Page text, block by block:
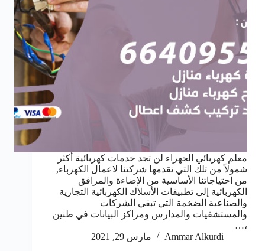
معلم كهربائي الجهراء لن تجد خدمات كهربائية أكثر
شمولاً من تلك التي تقدمها شركتنا لاعمال الكهرباء,
من احتياجاتنا الأساسية من الإضاءة والمرافق
الكهربائية إلى تطبيقات الأسلاك الكهربائية التجارية
والصناعية الضخمة التي تبقي الشركات
والمستشفيات والمدارس ومراكز البيانات في طنين
،…
Ammar Alkurdi
مارس 29, 2021